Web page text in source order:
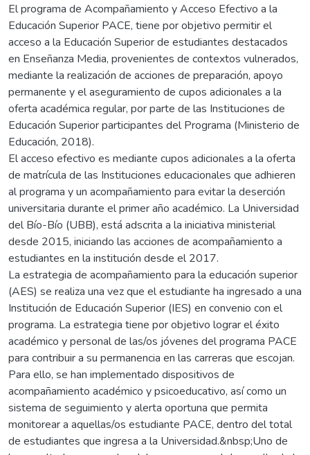
El programa de Acompañamiento y Acceso Efectivo a la
Educación Superior PACE, tiene por objetivo permitir el
acceso a la Educación Superior de estudiantes destacados
en Enseñanza Media, provenientes de contextos vulnerados,
mediante la realización de acciones de preparación, apoyo
permanente y el aseguramiento de cupos adicionales a la
oferta académica regular, por parte de las Instituciones de
Educación Superior participantes del Programa (Ministerio de
Educación, 2018).
El acceso efectivo es mediante cupos adicionales a la oferta
de matrícula de las Instituciones educacionales que adhieren
al programa y un acompañamiento para evitar la deserción
universitaria durante el primer año académico. La Universidad
del Bío-Bío (UBB), está adscrita a la iniciativa ministerial
desde 2015, iniciando las acciones de acompañamiento a
estudiantes en la institución desde el 2017.
La estrategia de acompañamiento para la educación superior
(AES) se realiza una vez que el estudiante ha ingresado a una
Institución de Educación Superior (IES) en convenio con el
programa. La estrategia tiene por objetivo lograr el éxito
académico y personal de las/os jóvenes del programa PACE
para contribuir a su permanencia en las carreras que escojan.
Para ello, se han implementado dispositivos de
acompañamiento académico y psicoeducativo, así como un
sistema de seguimiento y alerta oportuna que permita
monitorear a aquellas/os estudiante PACE, dentro del total
de estudiantes que ingresa a la Universidad.&nbsp;Uno de